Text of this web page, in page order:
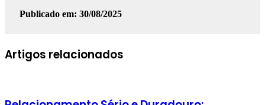
Publicado em: 30/08/2025
Facebook
Linkedin
WhatsApp
Telegram
Artigos relacionados